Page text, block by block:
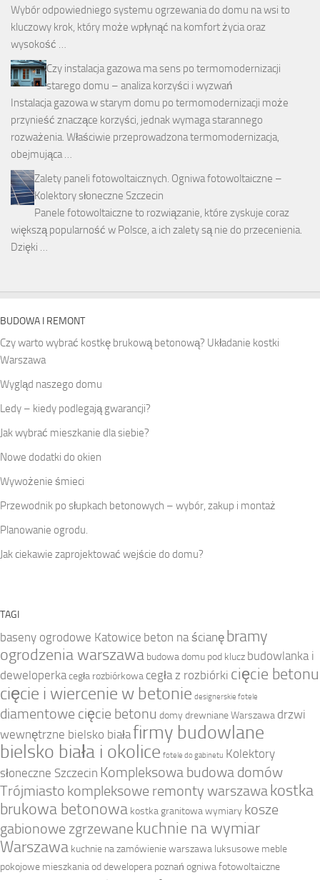
Wybór odpowiedniego systemu ogrzewania do domu na wsi to
kluczowy krok, który może wpłynąć na komfort życia oraz
wysokość …
Czy instalacja gazowa ma sens po termomodernizacji
starego domu – analiza korzyści i wyzwań
Instalacja gazowa w starym domu po termomodernizacji może
przynieść znaczące korzyści, jednak wymaga starannego
rozważenia. Właściwie przeprowadzona termomodernizacja,
obejmująca …
Zalety paneli fotowoltaicznych. Ogniwa fotowoltaiczne –
Kolektory słoneczne Szczecin
Panele fotowoltaiczne to rozwiązanie, które zyskuje coraz
większą popularność w Polsce, a ich zalety są nie do przecenienia.
Dzięki …
BUDOWA I REMONT
Czy warto wybrać kostkę brukową betonową? Układanie kostki
Warszawa
Wygląd naszego domu
Ledy – kiedy podlegają gwarancji?
Jak wybrać mieszkanie dla siebie?
Nowe dodatki do okien
Wywożenie śmieci
Przewodnik po słupkach betonowych – wybór, zakup i montaż
Planowanie ogrodu.
Jak ciekawie zaprojektować wejście do domu?
TAGI
baseny ogrodowe Katowice beton na ścianę bramy
ogrodzenia warszawa budowa domu pod klucz budowlanka i
deweloperkacegła rozbiórkowa cegła z rozbiórki cięcie betonu
cięcie i wiercenie w betonie designerskie fotele
diamentowe cięcie betonu domy drewniane Warszawa drzwi
wewnętrzne bielsko białafirmy budowlane
bielsko biała i okolice fotele do gabinetu Kolektory
słoneczne Szczecin Kompleksowa budowa domów
Trójmiasto kompleksowe remonty warszawakostka
brukowa betonowa kostka granitowa wymiary kosze
gabionowe zgrzewane kuchnie na wymiar
Warszawa kuchnie na zamówienie warszawa luksusowe meble
pokojowe mieszkania od dewelopera poznań ogniwa fotowoltaiczne